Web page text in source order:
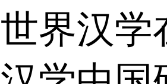
界汉学